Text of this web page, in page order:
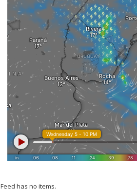
Feed has no items.